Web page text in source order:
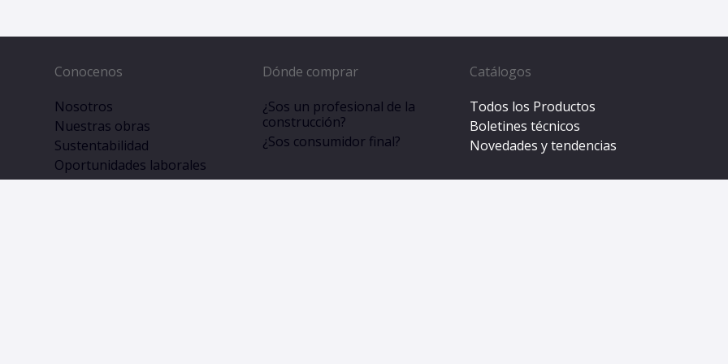
Conocenos
Nosotros
Nuestras obras
Sustentabilidad
Oportunidades laborales
VASA News
Dónde comprar
¿Sos un profesional de la
construcción?
¿Sos consumidor final?
Catálogos
Todos los Productos
Boletines técnicos
Novedades y tendencias